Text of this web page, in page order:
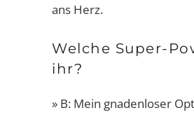
ans Herz.
Welche Super-
ihr?
» B: Mein gnadenloser